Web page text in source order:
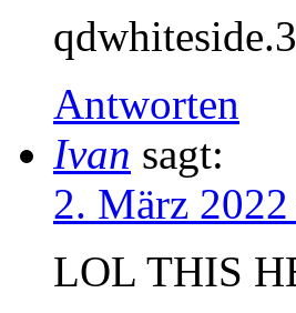
Antworten
Ivan sagt:
2. März
LOL THIS